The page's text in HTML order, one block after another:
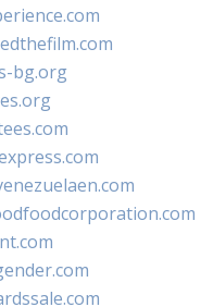
bg.org